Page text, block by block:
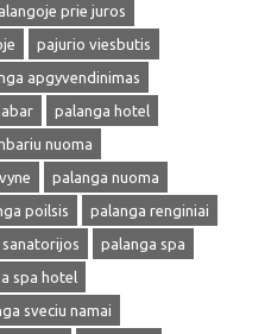
prie juros
pajurio viesbutis
apgyvendinimas
palanga hotel
nuoma
palanga nuoma
poilsis
palanga renginiai
palanga spa
spa hotel
sveciu namai